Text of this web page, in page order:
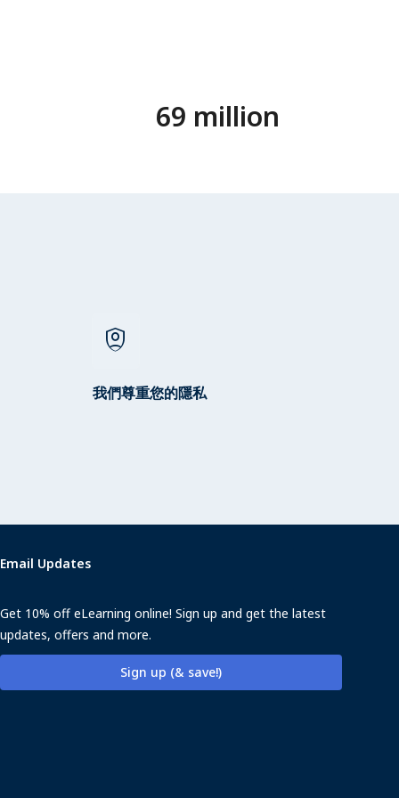
69 million
shield_person
我們尊重您的隱私
Email Updates
Get 10% off eLearning online! Sign up and get the latest
updates, offers and more.
Sign up (& save!)